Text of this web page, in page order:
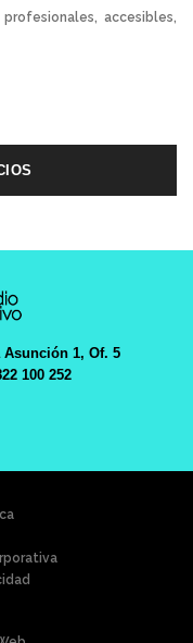
accesibles,
1, Of. 5
100 252